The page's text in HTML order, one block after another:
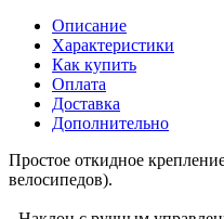
Описание
Характеристики
Как купить
Оплата
Доставка
Дополнительно
Простое откидное
велосипедов).